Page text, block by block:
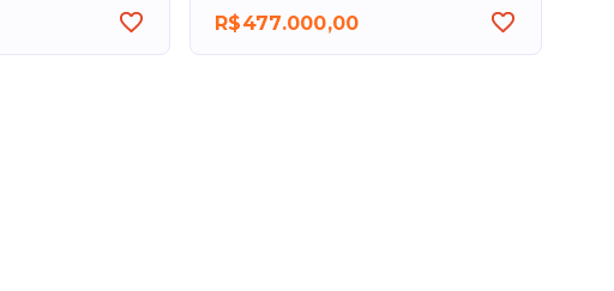
R$477.000,00